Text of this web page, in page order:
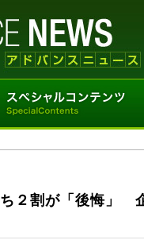
２割が「後悔」